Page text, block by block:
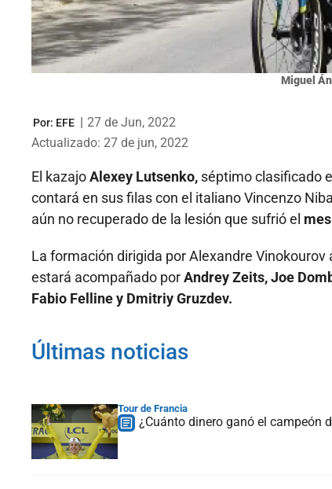
Miguel
Por: EFE | 27 de Jun, 2022
Actualizado: 27 de jun, 2022
El kazajoAlexey Lutsenko, séptimo clasificado
contará en sus filas con el italiano Vincenzo
aún no recuperado de la lesión que sufrió el
La formación dirigida por Alexandre
estará acompañado porAndrey Zeits, Joe
Fabio Felline y Dmitriy Gruzdev.
Últimas noticias
Tour de Francia
¿Cuánto dinero ganó el campeón